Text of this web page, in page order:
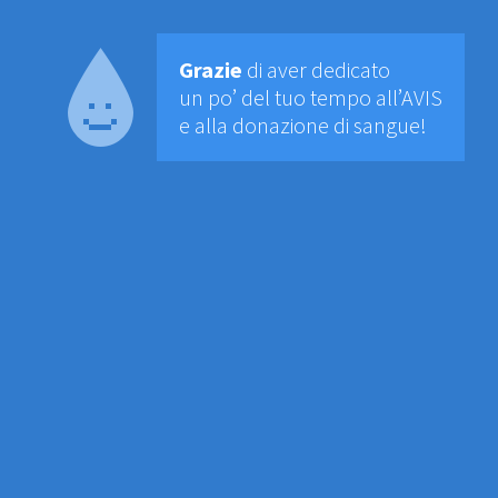
Grazie di aver dedicato
un po’ del tuo tempo all’AVIS
e alla donazione di sangue!